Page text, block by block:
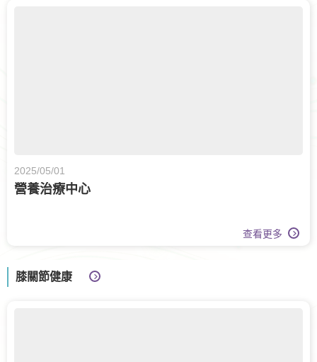
2025/05/01
營養治療中心
查看更多
膝關節健康